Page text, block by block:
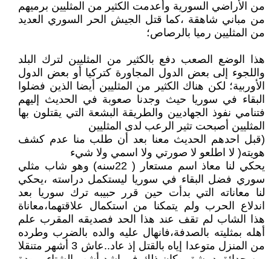
من الأراضي السورية وأعدمت الكثير من المثليين برميهم
من مباني شاهقة ،كما قتل الجيش الحر السوري العديد
من المثليين رميا بالرصاص؛
هذا الوضع الصعب دفع بالكثير من المثليين لترك البلد
واللجوء إلى بعض الدول المجاورة كتركيا أو بعض الدول
الأوربية؛ لكن هناك الكثير من المثليين أيضا الذين فضلوا
البقاء في سوريا حيث وجدنا صعوبة في الحديث إليهم
فتنامي نفوذ الجهاديين والطريقة البشعة التي يقتلون بها
المثليين أصبحت تثير الرعب لدى المثليين
(قبل احدهم الحديث معنا بعد أن طلب منا عدم كشف
هويته( لا اطلعو لا صورتي ولا اسمي ولا شيء
يحكي لنا معاذ اسم مستعار ( 22سنه) وهو شاب مثلي
سوري فضل البقاء في سوريا ليستكمل دراسته ،يحكي
لنا معاناته التي بدأت حين قرر حبيبه ترك سوريا بعد
اندلاع الحرب ولم يتمكنا من استكمال علاقتهما،معاناة
هذا الشاب لم تقف عند هذا الحد فصديقه المقرب علم
أهله بمثليته بالصدفة،فانهال عليه والده بالضرب وطرده
من المنزل متوعدا إياه بالقتل إذ عاد..عاش 3 أشهر متنقلا